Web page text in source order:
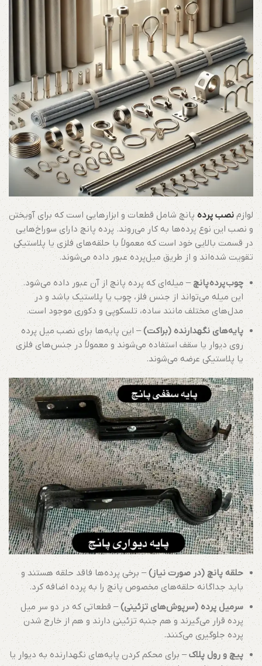
لوازمنصب پرده پانچ شامل قطعات و ابزارهایی است که برای آویختن
و نصب این نوع پرده‌ها به کار می‌روند. پرده پانچ دارای سوراخ‌هایی
در قسمت بالایی خود است که معمولاً با حلقه‌های فلزی یا پلاستیکی
تقویت شده‌اند و از طریق میل‌پرده عبور داده می‌شوند.
چوبپردهپانچ– میله‌ای که پرده پانچ از آن عبور داده می‌شود.
این میله می‌تواند از جنس فلز، چوب یا پلاستیک باشد و در
مدل‌های مختلف مانند ساده، تلسکوپی و دکوری موجود است.
پایه‌های نگهدارنده (براکت)– این پایه‌ها برای نصب میل پرده
روی دیوار یا سقف استفاده می‌شوند و معمولاً در جنس‌های فلزی
یا پلاستیکی عرضه می‌شوند.
حلقه پانچ (در صورت نیاز)– برخی پرده‌ها فاقد حلقه هستند و
باید جداگانه حلقه‌های مخصوص پانچ را به پرده اضافه کرد.
سرمیل پرده (سرپوش‌های تزئینی)– قطعاتی که در دو سر میل
پرده قرار می‌گیرند و هم جنبه تزئینی دارند و هم از خارج شدن
پرده جلوگیری می‌کنند.
پیچ و رول پلاک– برای محکم کردن پایه‌های نگهدارنده به دیوار یا